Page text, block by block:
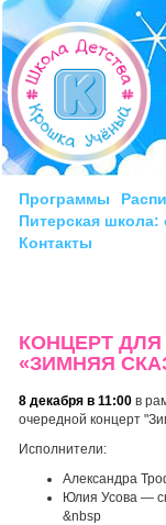
Программы
Питерская школа:
Контакты
КОНЦЕРТ ДЛЯ
«ЗИМНЯЯ
8 декабря в 11:00 в
очередной концерт
Исполнители:
Александра
Юлия Усова —
&nbsp